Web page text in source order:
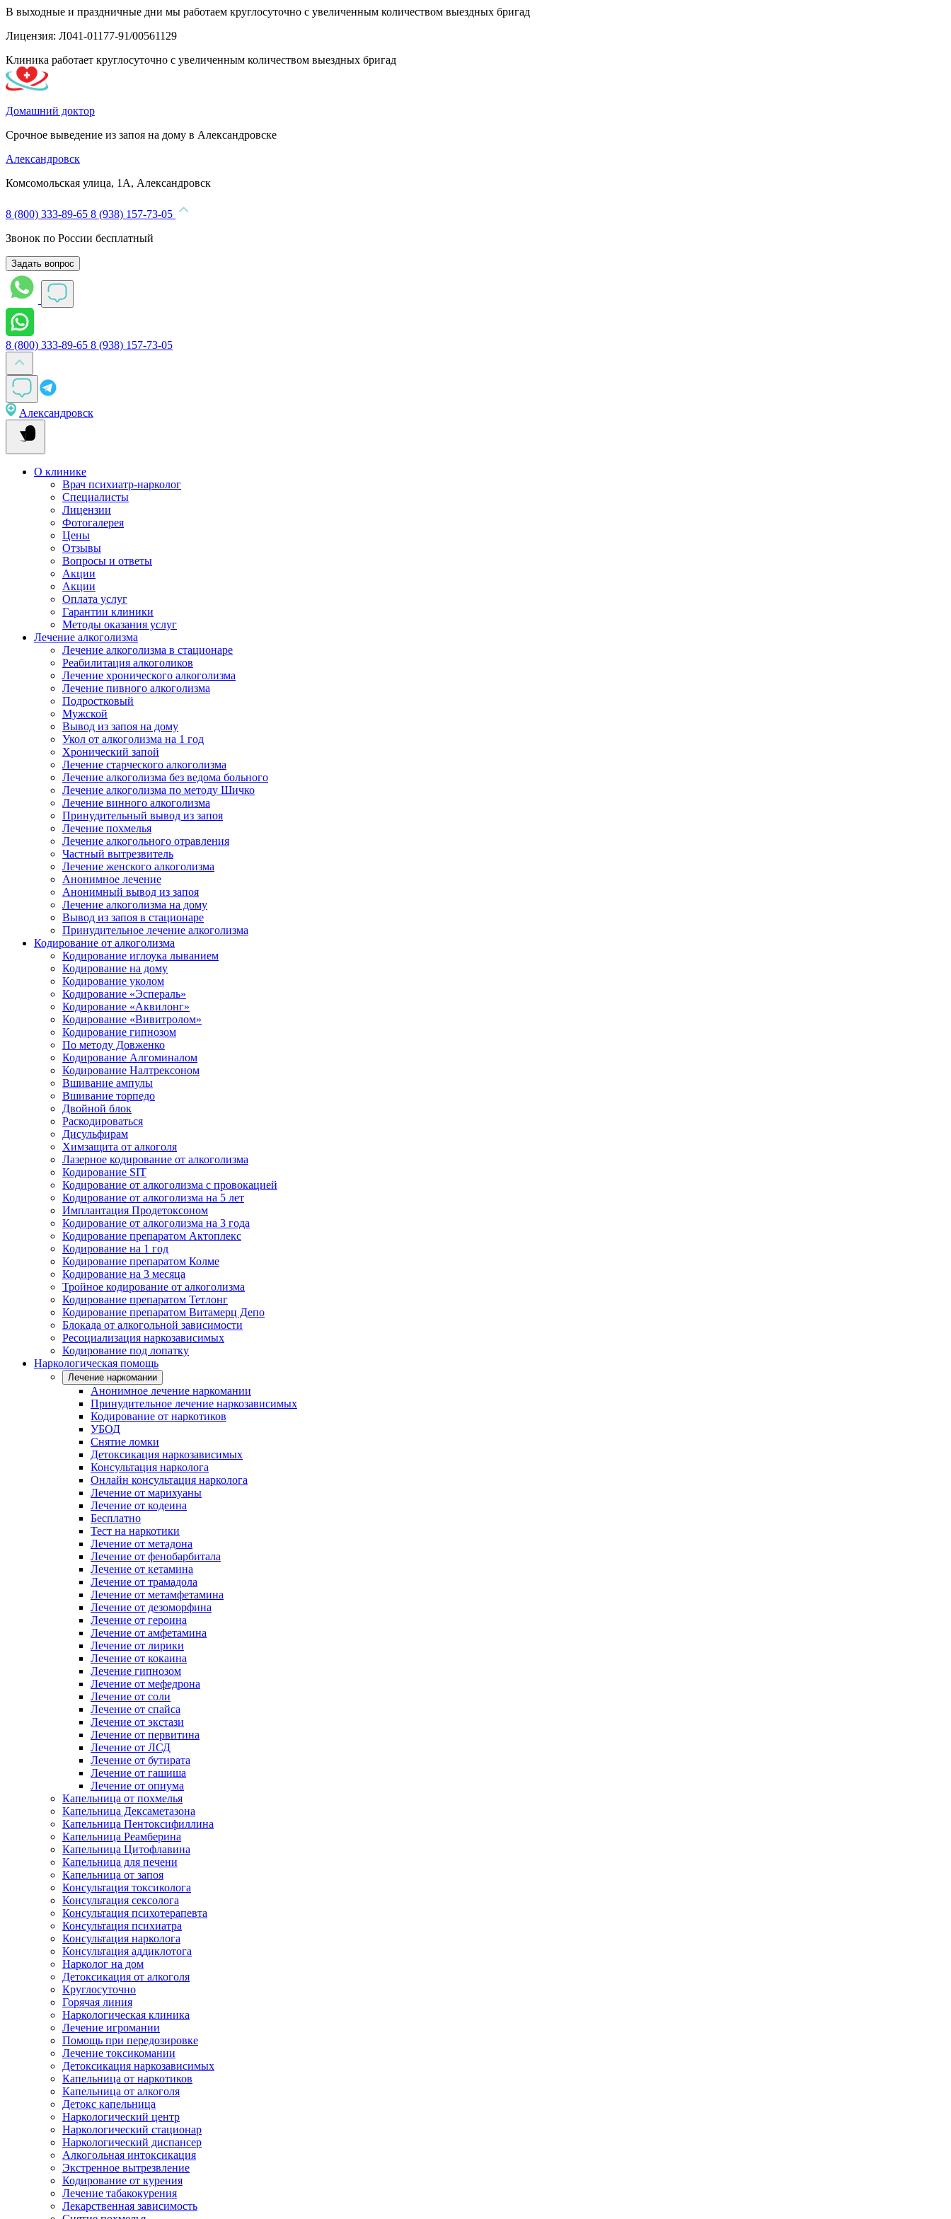
В выходные и праздничные дни мы работаем круглосуточно с увеличенным количеством выездных бригад
Лицензия: Л041-01177-91/00561129
Клиника работает круглосуточно с увеличенным количеством выездных бригад
Домашний доктор
Срочное выведение из запоя на дому в Александровске
Александровск
Комсомольская улица, 1А, Александровск
8 (800) 333-89-65 8 (938) 157-73-05
Звонок по России бесплатный
Задать вопрос
8 (800) 333-89-65 8 (938) 157-73-05
Александровск
О клинике
Врач психиатр-нарколог
Специалисты
Лицензии
Фотогалерея
Цены
Отзывы
Вопросы и ответы
Акции
Акции
Оплата услуг
Гарантии клиники
Методы оказания услуг
Лечение алкоголизма
Лечение алкоголизма в стационаре
Реабилитация алкоголиков
Лечение хронического алкоголизма
Лечение пивного алкоголизма
Подростковый
Мужской
Вывод из запоя на дому
Укол от алкоголизма на 1 год
Хронический запой
Лечение старческого алкоголизма
Лечение алкоголизма без ведома больного
Лечение алкоголизма по методу Шичко
Лечение винного алкоголизма
Принудительный вывод из запоя
Лечение похмелья
Лечение алкогольного отравления
Частный вытрезвитель
Лечение женского алкоголизма
Анонимное лечение
Анонимный вывод из запоя
Лечение алкоголизма на дому
Вывод из запоя в стационаре
Принудительное лечение алкоголизма
Кодирование от алкоголизма
Кодирование иглоука лыванием
Кодирование на дому
Кодирование уколом
Кодирование «Эспераль»
Кодирование «Аквилонг»
Кодирование «Вивитролом»
Кодирование гипнозом
По методу Довженко
Кодирование Алгоминалом
Кодирование Налтрексоном
Вшивание ампулы
Вшивание торпедо
Двойной блок
Раскодироваться
Дисульфирам
Химзащита от алкоголя
Лазерное кодирование от алкоголизма
Кодирование SIT
Кодирование от алкоголизма с провокацией
Кодирование от алкоголизма на 5 лет
Имплантация Продетоксоном
Кодирование от алкоголизма на 3 года
Кодирование препаратом Актоплекс
Кодирование на 1 год
Кодирование препаратом Колме
Кодирование на 3 месяца
Тройное кодирование от алкоголизма
Кодирование препаратом Тетлонг
Кодирование препаратом Витамерц Депо
Блокада от алкогольной зависимости
Ресоциализация наркозависимых
Кодирование под лопатку
Наркологическая помощь
Лечение наркомании
Анонимное лечение наркомании
Принудительное лечение наркозависимых
Кодирование от наркотиков
УБОД
Снятие ломки
Детоксикация наркозависимых
Консультация нарколога
Онлайн консультация нарколога
Лечение от марихуаны
Лечение от кодеина
Бесплатно
Тест на наркотики
Лечение от метадона
Лечение от фенобарбитала
Лечение от кетамина
Лечение от трамадола
Лечение от метамфетамина
Лечение от дезоморфина
Лечение от героина
Лечение от амфетамина
Лечение от лирики
Лечение от кокаина
Лечение гипнозом
Лечение от мефедрона
Лечение от соли
Лечение от спайса
Лечение от экстази
Лечение от первитина
Лечение от ЛСД
Лечение от бутирата
Лечение от гашиша
Лечение от опиума
Капельница от похмелья
Капельница Дексаметазона
Капельница Пентоксифиллина
Капельница Реамберина
Капельница Цитофлавина
Капельница для печени
Капельница от запоя
Консультация токсиколога
Консультация сексолога
Консультация психотерапевта
Консультация психиатра
Консультация нарколога
Консультация аддиклотога
Нарколог на дом
Детоксикация от алкоголя
Круглосуточно
Горячая линия
Наркологическая клиника
Лечение игромании
Помощь при передозировке
Лечение токсикомании
Детоксикация наркозависимых
Капельница от наркотиков
Капельница от алкоголя
Детокс капельница
Наркологический центр
Наркологический стационар
Наркологический диспансер
Алкогольная интоксикация
Экстренное вытрезвление
Кодирование от курения
Лечение табакокурения
Лекарственная зависимость